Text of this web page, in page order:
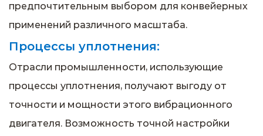
предпочтительным выбором для конвейерных
применений различного масштаба.
Процессы уплотнения:
Отрасли промышленности, использующие
процессы уплотнения, получают выгоду от
точности и мощности этого вибрационного
двигателя. Возможность точной настройки